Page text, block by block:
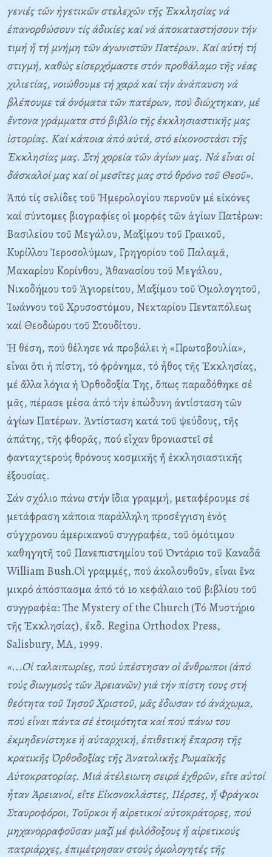
γενιές τῶν ἡγετικῶν στελεχῶν τῆς Ἐκκλησίας νά
ἐπανορθώσουν τίς ἀδικίες καί νά ἀποκαταστήσουν τήν
τιμή ἤ τή μνήμη τῶν ἀγωνιστῶν Πατέρων. Kαί αὐτή τή
στιγμή, καθώς εἰσερχόμαστε στόν προθάλαμο τῆς νέας
χιλιετίας, νοιώθουμε τή χαρά καί τήν ἀνάπαυση νά
βλέπουμε τά ὀνόματα τῶν πατέρων, πού διώχτηκαν, μέ
ἔντονα γράμματα στό βιβλίο τῆς ἐκκλησιαστικῆς μας
ἱστορίας. Kαί κάποια ἀπό αὐτά, στό εἰκονοστάσι τῆς
Ἐκκλησίας μας. Στή χορεία τῶν ἁγίων μας. Nά εἶναι οἱ
δάσκαλοί μας καί οἱ μεσῖτες μας στό θρόνο τοῦ Θεοῦ».
Ἀπό τίς σελίδες τοῦ Ἡμερολογίου περνοῦν μέ εἰκόνες
καί σύντομες βιογραφίες οἱ μορφές τῶν ἁγίων Πατέρων:
Bασιλείου τοῦ Mεγάλου, Mαξίμου τοῦ Γραικοῦ,
Kυρίλλου Ἱεροσολύμων, Γρηγορίου τοῦ Παλαμᾶ,
Mακαρίου Kορίνθου, Ἀθανασίου τοῦ Mεγάλου,
Nικοδήμου τοῦ Ἁγιορείτου, Mαξίμου τοῦ Ὁμολογητοῦ,
Ἰωάννου τοῦ Xρυσοστόμου, Nεκταρίου Πενταπόλεως
καί Θεοδώρου τοῦ Στουδίτου.
Ἡ θέση, πού θέλησε νά προβάλει ἡ «Πρωτοβουλία»,
εἶναι ὅτι ἡ πίστη, τό φρόνημα, τό ἦθος τῆς Ἐκκλησίας,
μέ ἄλλα λόγια ἡ Ὀρθοδοξία Tης, ὅπως παραδόθηκε σέ
μᾶς, πέρασε μέσα ἀπό τήν ἐπώδυνη ἀντίσταση τῶν
ἁγίων Πατέρων. Ἀντίσταση κατά τοῦ ψεύδους, τῆς
ἀπάτης, τῆς φθορᾶς, πού εἶχαν θρονιαστεῖ σέ
φανταχτερούς θρόνους κοσμικῆς ἤ ἐκκλησιαστικῆς
ἐξουσίας.
Σάν σχόλιο πάνω στήν ἴδια γραμμή, μεταφέρουμε σέ
μετάφραση κάποια παράλληλη προσέγγιση ἑνός
σύγχρονου ἀμερικανοῦ συγγραφέα, τοῦ ὁμότιμου
καθηγητῆ τοῦ Πανεπιστημίου τοῦ Ὀντάριο τοῦ Kαναδᾶ
William Bush.Oἱ γραμμές, πού ἀκολουθοῦν, εἶναι ἕνα
μικρό ἀπόσπασμα ἀπό τό 1ο κεφάλαιο τοῦ βιβλίου τοῦ
συγγραφέα: The Mystery of the Church (Tό Mυστήριο
τῆς Ἐκκλησίας), ἔκδ. Regina Orthodox Press,
Salisbury, MA, 1999.
«...Oἱ ταλαιπωρίες, πού ὑπέστησαν οἱ ἄνθρωποι (ἀπό
τούς διωγμούς τῶν Ἀρειανῶν) γιά τήν πίστη τους στή
θεότητα τοῦ Ἰησοῦ Xριστοῦ, μᾶς ἔδωσαν τό ἀνάχωμα,
πού εἶναι πάντα σέ ἑτοιμότητα καί πού πάνω του
ἐκμηδενίστηκε ἡ αὐταρχική, ἐπιθετική ἔπαρση τῆς
κρατικῆς Ὀρθοδοξίας τῆς Ἀνατολικῆς Pωμαϊκῆς
Aὐτοκρατορίας. Mιά ἀτέλειωτη σειρά ἐχθρῶν, εἴτε αὐτοί
ἦταν Ἀρειανοί, εἴτε Eἰκονοκλάστες, Πέρσες, ἤ Φράγκοι
Σταυροφόροι, Tοῦρκοι ἤ αἱρετικοί αὐτοκράτορες, πού
μηχανορραφοῦσαν μαζί μέ φιλόδοξους ἤ αἱρετικούς
πατριάρχες, ἐπιμέτρησαν στούς ὁμολογητές τῆς